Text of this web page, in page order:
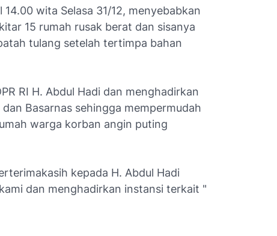
wita Selasa 31/12, menyebabkan
15 rumah rusak berat dan sisanya
tulang setelah tertimpa bahan
RI H. Abdul Hadi dan menghadirkan
Basarnas sehingga mempermudah
warga korban angin puting
kepada H. Abdul Hadi
dan menghadirkan instansi terkait "